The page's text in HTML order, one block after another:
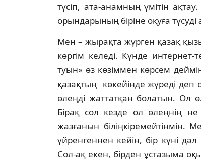
түсіп, ата-анамның үмітін
орындарының біріне оқуға
Мен – жырақта жүрген қазақ
көргім келеді. Күнде
туын» өз көзіммен көрсем
қазақтың көкейінде жүреді
өлеңді жаттатқан болатын. Ол
Бірақ сол кезде ол өлеңнің
жазғанын біліңкіремейтінмін.
үйренгеннен кейін, бір күні
Сол-ақ екен, бірден ұстазыма